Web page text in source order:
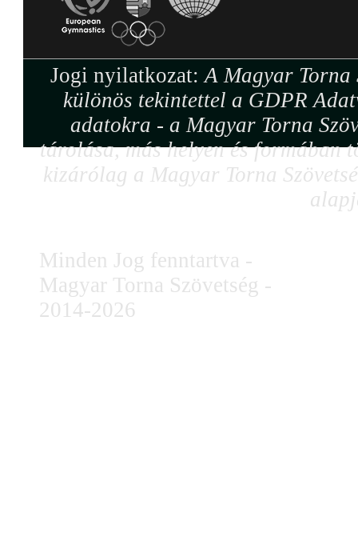
Jogi nyilatkozat:A Magyar Torna
különös tekintettel a GDPR
adatokra - a Magyar Torna
tárolása, más helyen és formában
kizárólag a Magyar Torna
Minden Jog fenntartva -
Magyar Torna Szövetség -
2014-2026